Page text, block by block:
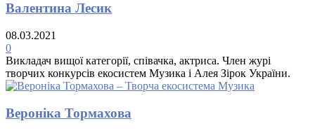
Валентина Лесик
08.03.2021
0
Викладач вищої категорії, співачка, актриса. Член журі
творчих конкурсів екосистем Музика і Алея Зірок України.
Вероніка Тормахова